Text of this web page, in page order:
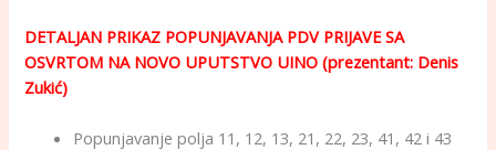
DETALJAN PRIKAZ POPUNJAVANJA PDV PRIJAVE SA
OSVRTOM NA NOVO UPUTSTVO UINO (prezentant: Denis
Zukić)
Popunjavanje polja 11, 12, 13, 21, 22, 23, 41, 42 i 43